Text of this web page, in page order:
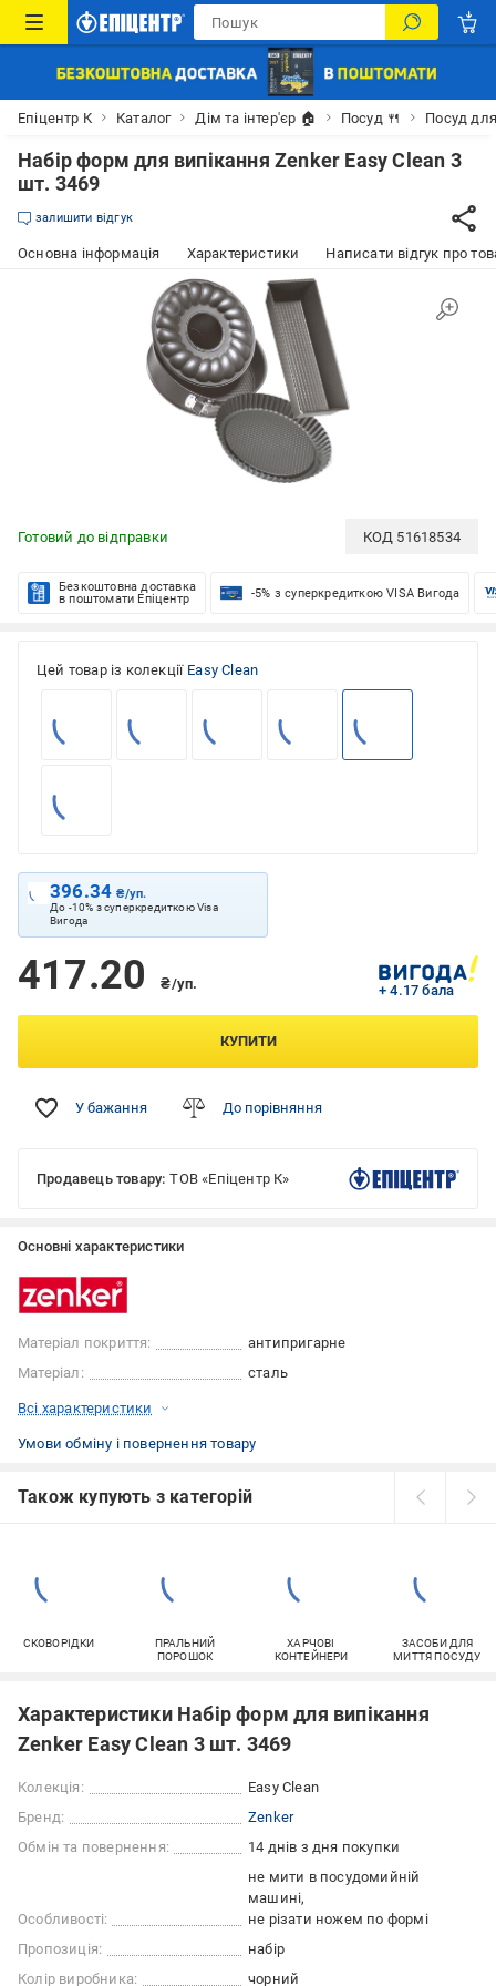
Епіцентр К Каталог Дім та інтер'єр 🏠 Посуд 🍴 Посуд
Набір форм для випікання Zenker Easy Clean 3
шт. 3469
залишити відгук
Основна інформація Характеристики Написати відгук про
Готовий до відправки КОД 51618534
Безкоштовна доставка
в поштомати Епіцентр
-5% з суперкредиткою VISA Вигода
Цей товар із колекції Easy Clean
396.34₴/уп.
До -10% з суперкредиткою Visa
Вигода
417.20 ₴/уп. + 4.17 бала
КУПИТИ
У бажання До порівняння
Продавець товару: ТОВ «Епіцентр К»
Основні характеристики
Матеріал покриття:
антипригарне
Матеріал:
сталь
Всі характеристики
Умови обміну і повернення товару
Також купують з категорій
СКОВОРІДКИ
ПРАЛЬНИЙ
ПОРОШОК
ХАРЧОВІ
КОНТЕЙНЕРИ
ЗАСОБИ ДЛЯ
МИТТЯ ПОСУДУ
Характеристики Набір форм для випікання
Zenker Easy Clean 3 шт. 3469
Колекція:
Easy Clean
Бренд:
Zenker
Обмін та повернення:
14 днів з дня покупки
Особливості:
не мити в посудомийній
машині
не різати ножем по формі
Пропозиція:
набір
Колір виробника:
чорний